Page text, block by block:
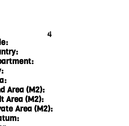
Area (M2):
Area (M2):
Area (M2):
4